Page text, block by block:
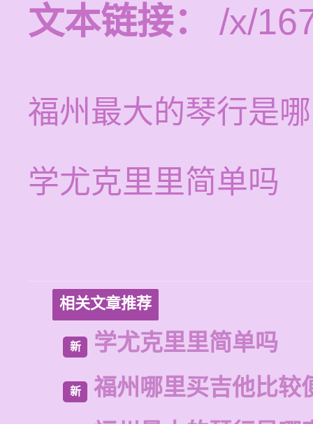
文本链接：
/x/
福州最大的琴行是
学尤克里里简单吗
相关文章推荐
新 学尤克里里简单吗
新
福州哪里买吉他比较